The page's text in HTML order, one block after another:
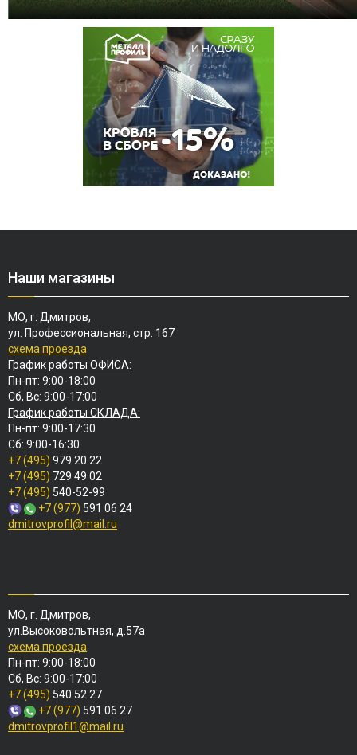
Наши магазины
МО, г. Дмитров,
ул. Профессиональная, стр. 167
схема проезда
График работы ОФИСА:
Пн-пт: 9:00-18:00
Сб, Вс: 9:00-17:00
График работы СКЛАДА:
Пн-пт: 9:00-17:30
Сб: 9:00-16:30
+7 (495) 979 20 22
+7 (495) 729 49 02
+7 (495) 540-52-99
+7 (977) 591 06 24
dmitrovprofil@mail.ru
МО, г. Дмитров,
ул.Высоковольтная, д.57а
схема проезда
Пн-пт: 9:00-18:00
Сб, Вс: 9:00-17:00
+7 (495) 540 52 27
+7 (977) 591 06 27
dmitrovprofil1@mail.ru